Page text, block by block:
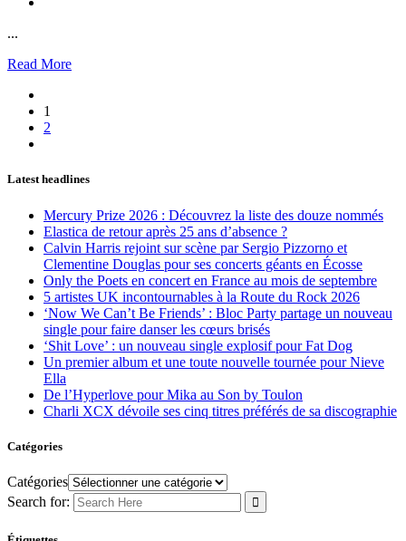
...
Read More
1
2
Latest headlines
Mercury Prize 2026 : Découvrez la liste des douze nommés
Elastica de retour après 25 ans d’absence ?
Calvin Harris rejoint sur scène par Sergio Pizzorno et
Clementine Douglas pour ses concerts géants en Écosse
Only the Poets en concert en France au mois de septembre
5 artistes UK incontournables à la Route du Rock 2026
‘Now We Can’t Be Friends’ : Bloc Party partage un nouveau
single pour faire danser les cœurs brisés
‘Shit Love’ : un nouveau single explosif pour Fat Dog
Un premier album et une toute nouvelle tournée pour Nieve
Ella
De l’Hyperlove pour Mika au Son by Toulon
Charli XCX dévoile ses cinq titres préférés de sa discographie
Catégories
Catégories
Search for: